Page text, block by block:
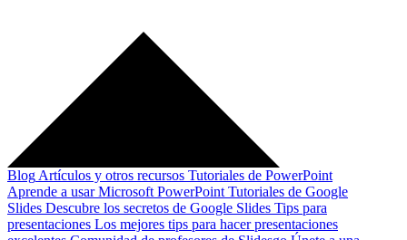
Blog Artículos y otros recursos Tutoriales de PowerPoint
Aprende a usar Microsoft PowerPoint Tutoriales de Google
Slides Descubre los secretos de Google Slides Tips para
presentaciones Los mejores tips para hacer presentaciones